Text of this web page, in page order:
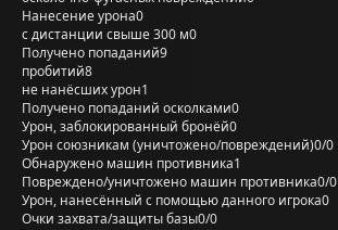
Нанесение урона0
с дистанции свыше 300 м0
Получено попаданий9
пробитий8
не нанёсших урон1
Получено попаданий осколками0
Урон, заблокированный бронёй0
Урон союзникам (уничтожено/повреждений)0/0
Обнаружено машин противника1
Повреждено/уничтожено машин противника0/0
Урон, нанесённый с помощью данного игрока0
Очки захвата/защиты базы0/0